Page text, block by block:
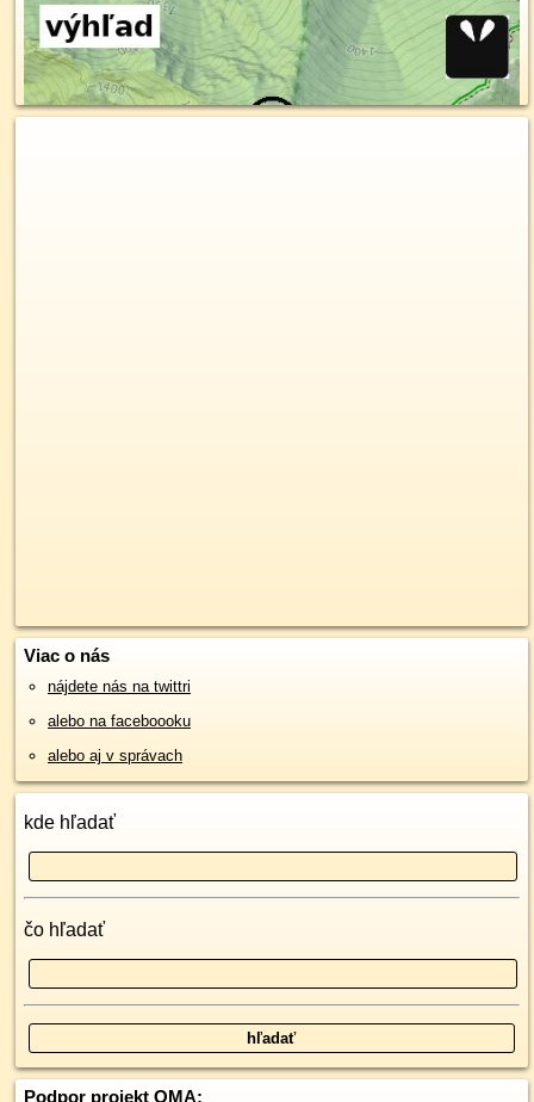
Viac o nás
nájdete nás na twittri
alebo na faceboooku
alebo aj v správach
kde hľadať
čo hľadať
Podpor projekt OMA: